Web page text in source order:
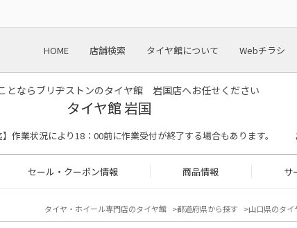
HOME 店舗検索 タイヤ館について Webチラシ
とならブリヂストンのタイヤ館 岩国店へお任せください
タイヤ館 岩国
作業状況により18：00前に作業受付が終了する場合もあります。
セール・クーポン情報 商品情報 サ
タイヤ・ホイール専門店のタイヤ館 都道府県から探す 山口県のタイ